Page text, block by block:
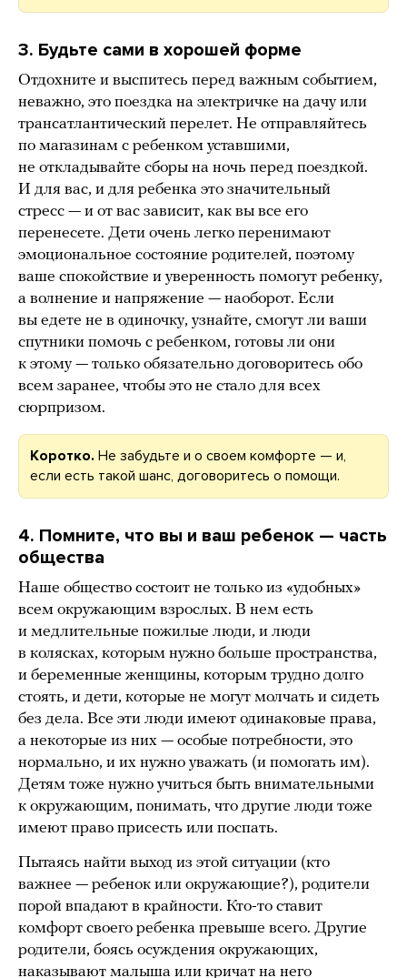
3. Будьте сами в хорошей форме
Отдохните и выспитесь перед важным событием,
неважно, это поездка на электричке на дачу или
трансатлантический перелет. Не отправляйтесь
по магазинам с ребенком уставшими,
не откладывайте сборы на ночь перед поездкой.
И для вас, и для ребенка это значительный
стресс — и от вас зависит, как вы все его
перенесете. Дети очень легко перенимают
эмоциональное состояние родителей, поэтому
ваше спокойствие и уверенность помогут ребенку,
а волнение и напряжение — наоборот. Если
вы едете не в одиночку, узнайте, смогут ли ваши
спутники помочь с ребенком, готовы ли они
к этому — только обязательно договоритесь обо
всем заранее, чтобы это не стало для всех
сюрпризом.
Коротко. Не забудьте и о своем комфорте — и,
если есть такой шанс, договоритесь о помощи.
4. Помните, что вы и ваш ребенок — часть
общества
Наше общество состоит не только из «удобных»
всем окружающим взрослых. В нем есть
и медлительные пожилые люди, и люди
в колясках, которым нужно больше пространства,
и беременные женщины, которым трудно долго
стоять, и дети, которые не могут молчать и сидеть
без дела. Все эти люди имеют одинаковые права,
а некоторые из них — особые потребности, это
нормально, и их нужно уважать (и помогать им).
Детям тоже нужно учиться быть внимательными
к окружающим, понимать, что другие люди тоже
имеют право присесть или поспать.
Пытаясь найти выход из этой ситуации (кто
важнее — ребенок или окружающие?), родители
порой впадают в крайности. Кто-то ставит
комфорт своего ребенка превыше всего. Другие
родители, боясь осуждения окружающих,
наказывают малыша или кричат на него